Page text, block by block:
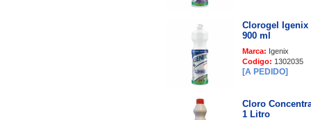
Clorogel Igenix
900 ml
Marca: Igenix
Codigo: 1302035
[A PEDIDO]
Cloro
1 Litro